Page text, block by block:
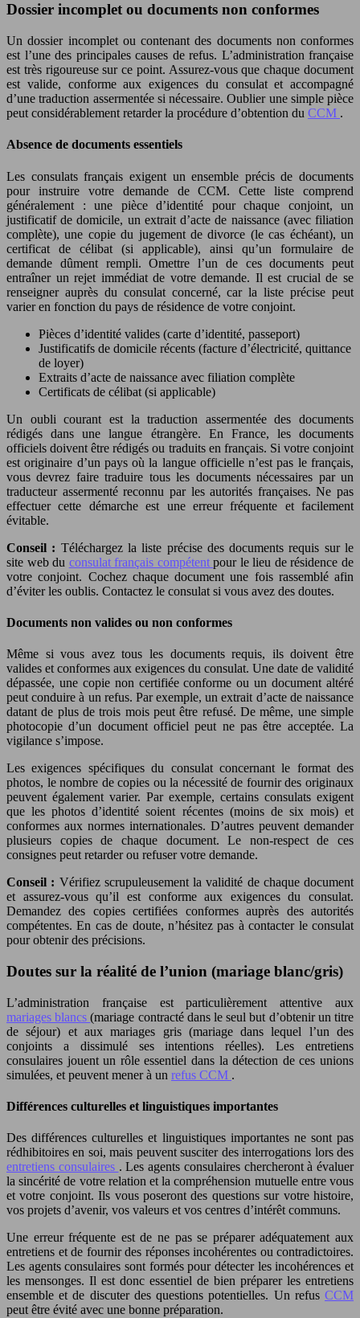
Dossier incomplet ou documents non conformes
Un dossier incomplet ou contenant des documents non conformes
est l’une des principales causes de refus. L’administration française
est très rigoureuse sur ce point. Assurez-vous que chaque document
est valide, conforme aux exigences du consulat et accompagné
d’une traduction assermentée si nécessaire. Oublier une simple pièce
peut considérablement retarder la procédure d’obtention du CCM .
Absence de documents essentiels
Les consulats français exigent un ensemble précis de documents
pour instruire votre demande de CCM. Cette liste comprend
généralement : une pièce d’identité pour chaque conjoint, un
justificatif de domicile, un extrait d’acte de naissance (avec filiation
complète), une copie du jugement de divorce (le cas échéant), un
certificat de célibat (si applicable), ainsi qu’un formulaire de
demande dûment rempli. Omettre l’un de ces documents peut
entraîner un rejet immédiat de votre demande. Il est crucial de se
renseigner auprès du consulat concerné, car la liste précise peut
varier en fonction du pays de résidence de votre conjoint.
Pièces d’identité valides (carte d’identité, passeport)
Justificatifs de domicile récents (facture d’électricité, quittance
de loyer)
Extraits d’acte de naissance avec filiation complète
Certificats de célibat (si applicable)
Un oubli courant est la traduction assermentée des documents
rédigés dans une langue étrangère. En France, les documents
officiels doivent être rédigés ou traduits en français. Si votre conjoint
est originaire d’un pays où la langue officielle n’est pas le français,
vous devrez faire traduire tous les documents nécessaires par un
traducteur assermenté reconnu par les autorités françaises. Ne pas
effectuer cette démarche est une erreur fréquente et facilement
évitable.
Conseil : Téléchargez la liste précise des documents requis sur le
site web du consulat français compétentpour le lieu de résidence de
votre conjoint. Cochez chaque document une fois rassemblé afin
d’éviter les oublis. Contactez le consulat si vous avez des doutes.
Documents non valides ou non conformes
Même si vous avez tous les documents requis, ils doivent être
valides et conformes aux exigences du consulat. Une date de validité
dépassée, une copie non certifiée conforme ou un document altéré
peut conduire à un refus. Par exemple, un extrait d’acte de naissance
datant de plus de trois mois peut être refusé. De même, une simple
photocopie d’un document officiel peut ne pas être acceptée. La
vigilance s’impose.
Les exigences spécifiques du consulat concernant le format des
photos, le nombre de copies ou la nécessité de fournir des originaux
peuvent également varier. Par exemple, certains consulats exigent
que les photos d’identité soient récentes (moins de six mois) et
conformes aux normes internationales. D’autres peuvent demander
plusieurs copies de chaque document. Le non-respect de ces
consignes peut retarder ou refuser votre demande.
Conseil : Vérifiez scrupuleusement la validité de chaque document
et assurez-vous qu’il est conforme aux exigences du consulat.
Demandez des copies certifiées conformes auprès des autorités
compétentes. En cas de doute, n’hésitez pas à contacter le consulat
pour obtenir des précisions.
Doutes sur la réalité de l’union (mariage blanc/gris)
L’administration française est particulièrement attentive aux
mariages blancs(mariage contracté dans le seul but d’obtenir un titre
de séjour) et aux mariages gris (mariage dans lequel l’un des
conjoints a dissimulé ses intentions réelles). Les entretiens
consulaires jouent un rôle essentiel dans la détection de ces unions
simulées, et peuvent mener à un refus CCM .
Différences culturelles et linguistiques importantes
Des différences culturelles et linguistiques importantes ne sont pas
rédhibitoires en soi, mais peuvent susciter des interrogations lors des
entretiens consulaires . Les agents consulaires chercheront à évaluer
la sincérité de votre relation et la compréhension mutuelle entre vous
et votre conjoint. Ils vous poseront des questions sur votre histoire,
vos projets d’avenir, vos valeurs et vos centres d’intérêt communs.
Une erreur fréquente est de ne pas se préparer adéquatement aux
entretiens et de fournir des réponses incohérentes ou contradictoires.
Les agents consulaires sont formés pour détecter les incohérences et
les mensonges. Il est donc essentiel de bien préparer les entretiens
ensemble et de discuter des questions potentielles. Un refus CCM
peut être évité avec une bonne préparation.